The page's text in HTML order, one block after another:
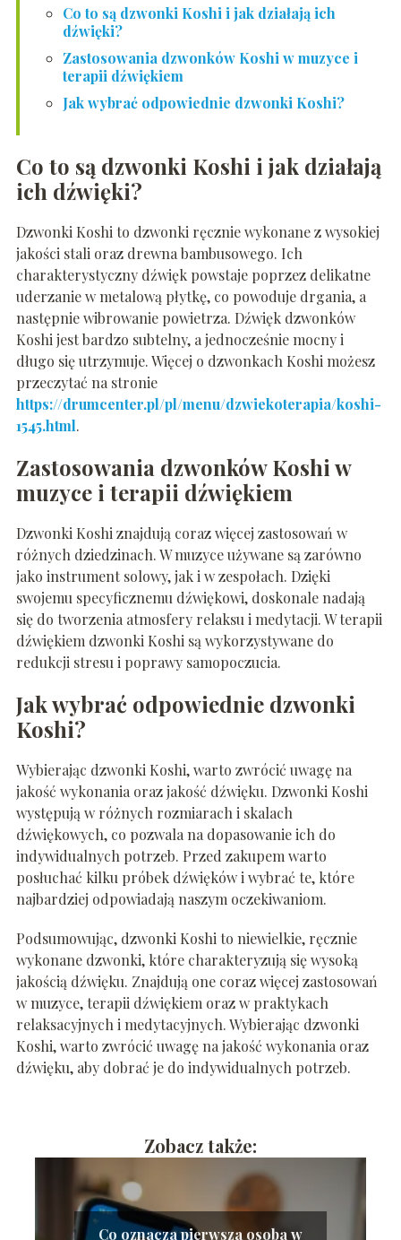
Co to są dzwonki Koshi i jak działają ich
dźwięki?
Zastosowania dzwonków Koshi w muzyce i
terapii dźwiękiem
Jak wybrać odpowiednie dzwonki Koshi?
Co to są dzwonki Koshi i jak działają
ich dźwięki?
Dzwonki Koshi to dzwonki ręcznie wykonane z wysokiej
jakości stali oraz drewna bambusowego. Ich
charakterystyczny dźwięk powstaje poprzez delikatne
uderzanie w metalową płytkę, co powoduje drgania, a
następnie wibrowanie powietrza. Dźwięk dzwonków
Koshi jest bardzo subtelny, a jednocześnie mocny i
długo się utrzymuje. Więcej o dzwonkach Koshi możesz
przeczytać na stronie
https://drumcenter.pl/pl/menu/dzwiekoterapia/koshi-
1545.html.
Zastosowania dzwonków Koshi w
muzyce i terapii dźwiękiem
Dzwonki Koshi znajdują coraz więcej zastosowań w
różnych dziedzinach. W muzyce używane są zarówno
jako instrument solowy, jak i w zespołach. Dzięki
swojemu specyficznemu dźwiękowi, doskonale nadają
się do tworzenia atmosfery relaksu i medytacji. W terapii
dźwiękiem dzwonki Koshi są wykorzystywane do
redukcji stresu i poprawy samopoczucia.
Jak wybrać odpowiednie dzwonki
Koshi?
Wybierając dzwonki Koshi, warto zwrócić uwagę na
jakość wykonania oraz jakość dźwięku. Dzwonki Koshi
występują w różnych rozmiarach i skalach
dźwiękowych, co pozwala na dopasowanie ich do
indywidualnych potrzeb. Przed zakupem warto
posłuchać kilku próbek dźwięków i wybrać te, które
najbardziej odpowiadają naszym oczekiwaniom.
Podsumowując, dzwonki Koshi to niewielkie, ręcznie
wykonane dzwonki, które charakteryzują się wysoką
jakością dźwięku. Znajdują one coraz więcej zastosowań
w muzyce, terapii dźwiękiem oraz w praktykach
relaksacyjnych i medytacyjnych. Wybierając dzwonki
Koshi, warto zwrócić uwagę na jakość wykonania oraz
dźwięku, aby dobrać je do indywidualnych potrzeb.
Zobacz także:
Co oznacza pierwsza osoba w